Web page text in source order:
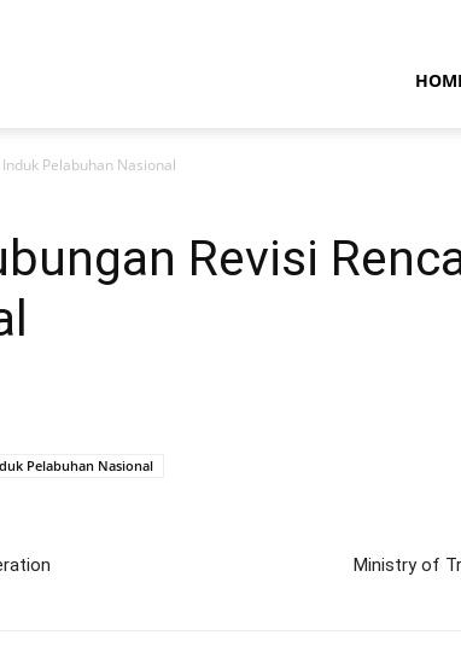
Pelabuhan Nasional
Revisi
Pelabuhan Nasional
Ministry of